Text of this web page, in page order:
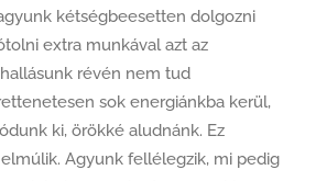
kétségbeesetten dolgozni
extra munkával azt az
révén nem tud
sok energiánkba kerül,
ki, örökké aludnánk. Ez
Agyunk fellélegzik, mi pedig